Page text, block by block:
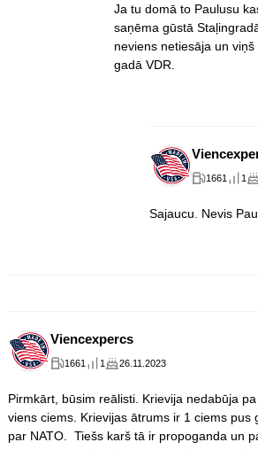
Ja tu domā to Paulusu
saņēma gūstā
neviens netiesāja un
gadā VDR.
1661 1
Sajaucu. Nevis
Viencexpercs
1661 1 26.11.2023
Pirmkārt, būsim reālisti. Krievija nedabūja
viens ciems. Krievijas ātrums ir 1 ciems pus
par NATO. Tiešs karš tā ir propoganda un